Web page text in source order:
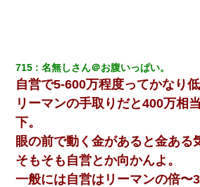
715 名無しさん＠お腹いっぱい。
自営で5-600万程度ってかなり
リーマンの手取りだと400万相
下。
眼の前で動く金があると金ある
そもそも自営とか向かんよ。
一般には自営はリーマンの倍〜